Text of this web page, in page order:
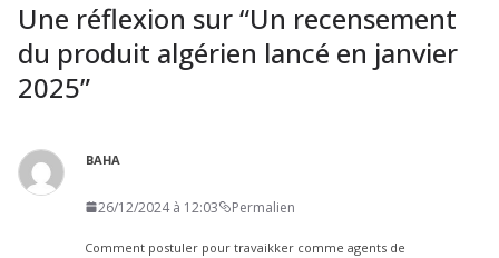
Une réflexion sur “Un recensement
du produit algérien lancé en janvier
2025”
BAHA
26/12/2024 à 12:03 Permalien
Comment postuler pour travaikker comme agents de